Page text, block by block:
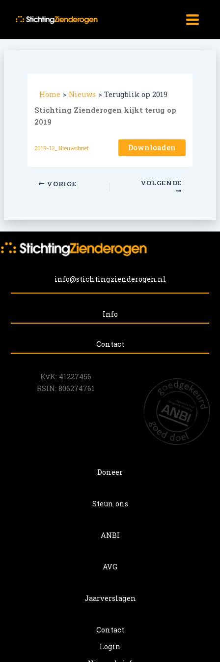
naar
inhoud
Menu
Home Nieuws
Terugblik op 2019
Stichting Zienderogen kijkt terug op
2019
2019-12_Nieuwsbrief Downloaden
VORIGE VOLGENDE
info@stichtingzienderogen.nl
Info
Contact
KvK: 41227456
RSIN: 806274761
Doneer
Steun ons
ANBI
AVG
Jaarverslagen
Contact
Login